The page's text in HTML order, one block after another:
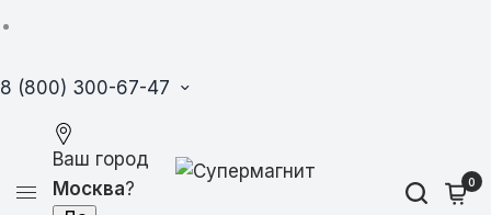
8 (800) 300-67-47
Ваш город
Москва? 0